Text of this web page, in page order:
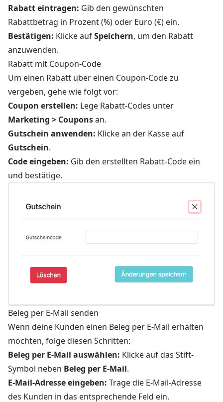
Rabatt eintragen: Gib den gewünschten
Rabattbetrag in Prozent (%) oder Euro (€) ein.
Bestätigen: Klicke aufSpeichern, um den Rabatt
anzuwenden.
Rabatt mit Coupon-Code
Um einen Rabatt über einen Coupon-Code zu
vergeben, gehe wie folgt vor:
Coupon erstellen: Lege Rabatt-Codes unter
Marketing > Couponsan.
Gutschein anwenden: Klicke an der Kasse auf
Gutschein.
Code eingeben: Gib den erstellten Rabatt-Code ein
und bestätige.
Beleg per E-Mail senden
Wenn deine Kunden einen Beleg per E-Mail erhalten
möchten, folge diesen Schritten:
Beleg per E-Mail auswählen: Klicke auf das Stift-
Symbol neben Beleg per E-Mail.
E-Mail-Adresse eingeben: Trage die E-Mail-Adresse
des Kunden in das entsprechende Feld ein.